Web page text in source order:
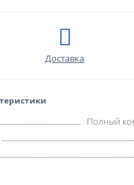
Доставка
Полный